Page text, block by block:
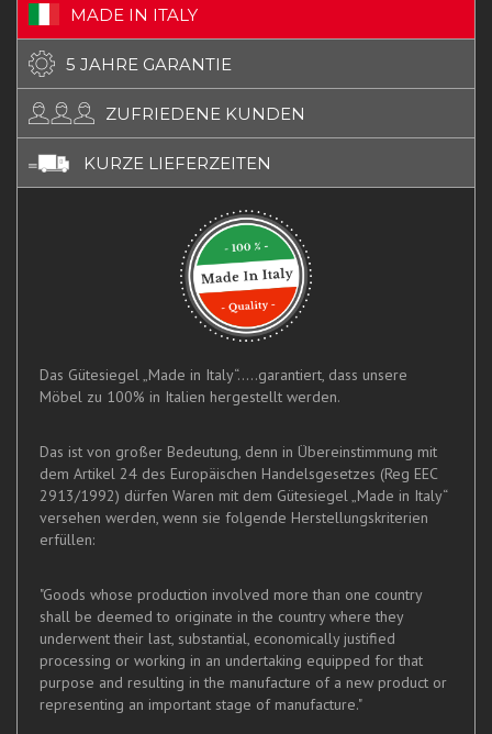
MADE IN ITALY
5 JAHRE GARANTIE
ZUFRIEDENE KUNDEN
KURZE LIEFERZEITEN
Das Gütesiegel „Made in Italy“.....garantiert, dass unsere
Möbel zu 100% in Italien hergestellt werden.
Das ist von großer Bedeutung, denn in Übereinstimmung mit
dem Artikel 24 des Europäischen Handelsgesetzes (Reg EEC
2913/1992) dürfen Waren mit dem Gütesiegel „Made in Italy“
versehen werden, wenn sie folgende Herstellungskriterien
erfüllen:
"Goods whose production involved more than one country
shall be deemed to originate in the country where they
underwent their last, substantial, economically justified
processing or working in an undertaking equipped for that
purpose and resulting in the manufacture of a new product or
representing an important stage of manufacture."